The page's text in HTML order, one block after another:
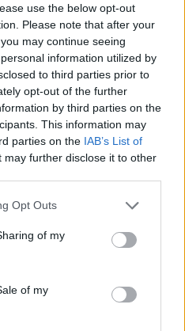
use the below opt-out
Please note that after your
may continue seeing
information utilized by
to third parties prior to
opt-out of the further
by third parties on the
This information may
parties on the IAB’s List of
may further disclose it to other
Opt Outs
of my
of my
alkatrészek és perifériák
számítógép-
lesznek kaphatók a
keretén belül.
hírére a vevők ismét
ami fennakadást okozott a
amely valós
az eladásokat.
szerint a
lassul. A sulinetes...
hírarchívumához